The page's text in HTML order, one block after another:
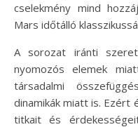
cselekmény mind
Mars időtálló
A sorozat iránti
nyomozós elemek
társadalmi
dinamikák miatt is. Ezért
titkait és